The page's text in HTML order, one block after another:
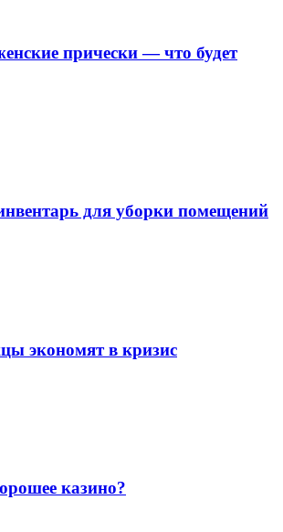
прически — что будет
для уборки помещений
экономят в кризис
казино?